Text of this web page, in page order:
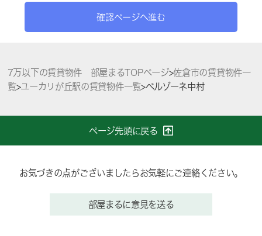
確認ページへ進む
7万以下の賃貸物件 部屋まるTOPページ>佐倉市の賃貸物件一
覧>ユーカリが丘駅の賃貸物件一覧>ベルゾーネ中村
ページ先頭に戻る
お気づきの点がございましたらお気軽にご連絡ください。
部屋まるに意見を送る